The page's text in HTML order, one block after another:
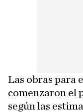
Las obras para
comenzaron el
según las